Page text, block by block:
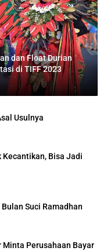
dan Float Durian
di TIFF 2023
Usulnya
Bisa Jadi
Suci Ramadhan
Minta Perusahaan Bayar